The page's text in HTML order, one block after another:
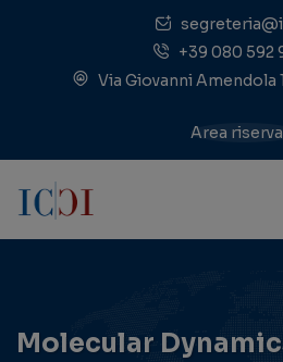
+39 080 592
Via Giovanni Amendola
Area
Molecular